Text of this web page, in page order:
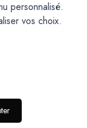
et opacifiant.
adhérence et
base de résines
personnalisé.
vos choix.